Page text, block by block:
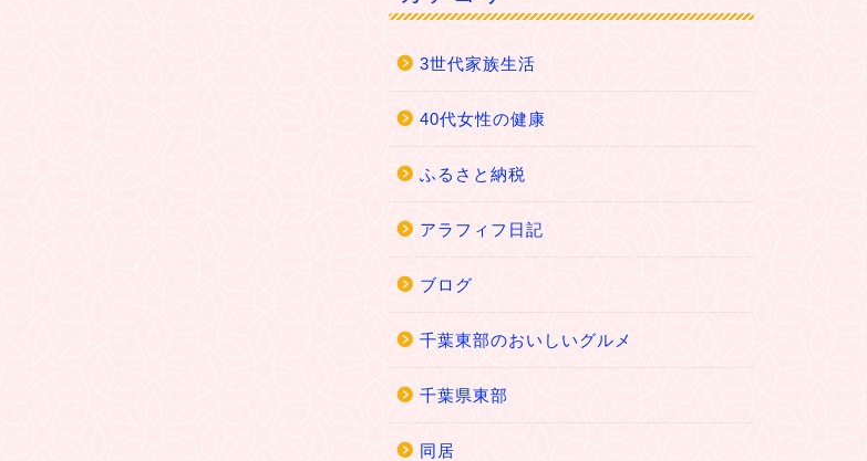
3世代家族生活
40代女性の健康
ふるさと納税
アラフィフ日記
ブログ
千葉東部のおいしいグルメ
千葉県東部
同居